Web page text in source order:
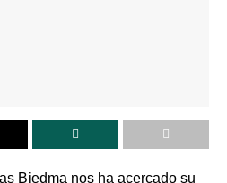
Biedma nos ha acercado su